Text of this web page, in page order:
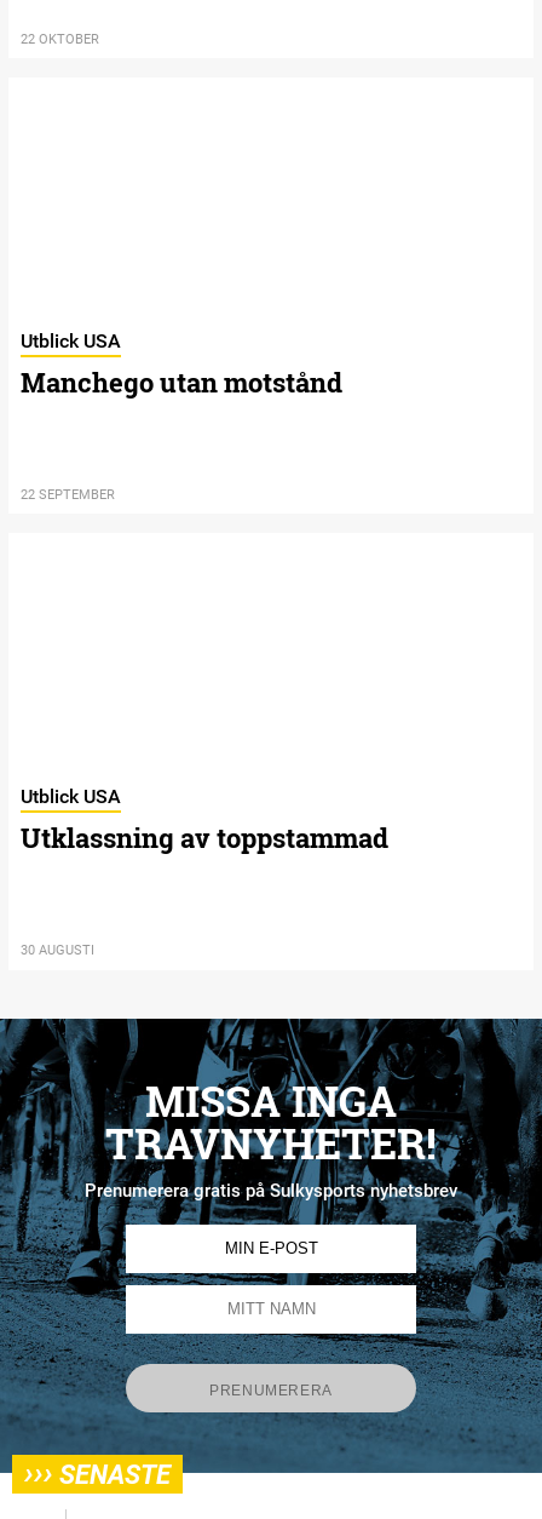
22 OKTOBER
Utblick USA
Manchego utan motstånd
22 SEPTEMBER
Utblick USA
Utklassning av toppstammad
30 AUGUSTI
MISSA INGA
TRAVNYHETER!
Prenumerera gratis på Sulkysports nyhetsbrev
››› SENASTE